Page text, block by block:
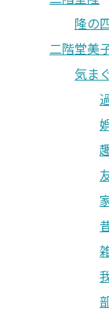
隆の
二階堂美
気ま